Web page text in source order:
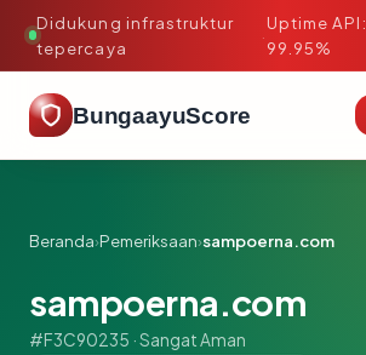
Didukung infrastruktur
tepercaya
·
Uptime API:
99.95%
BungaayuScore
Beranda›Pemeriksaan›sampoerna.com
sampoerna.com
#F3C90235 · Sangat Aman